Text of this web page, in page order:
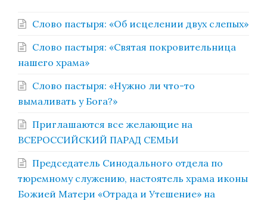
Слово пастыря: «Об исцелении двух слепых»
Слово пастыря: «Святая покровительница
нашего храма»
Слово пастыря: «Нужно ли что-то
вымаливать у Бога?»
Приглашаются все желающие на
ВСЕРОССИЙСКИЙ ПАРАД СЕМЬИ
Председатель Синодального отдела по
тюремному служению, настоятель храма иконы
Божией Матери «Отрада и Утешение» на